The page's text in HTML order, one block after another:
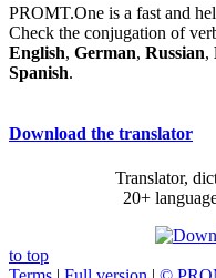
PROMT.One is a fast and
Check the conjugation of
English, German, Russian,
Spanish.
Download the translator
Translator,
20+
to top